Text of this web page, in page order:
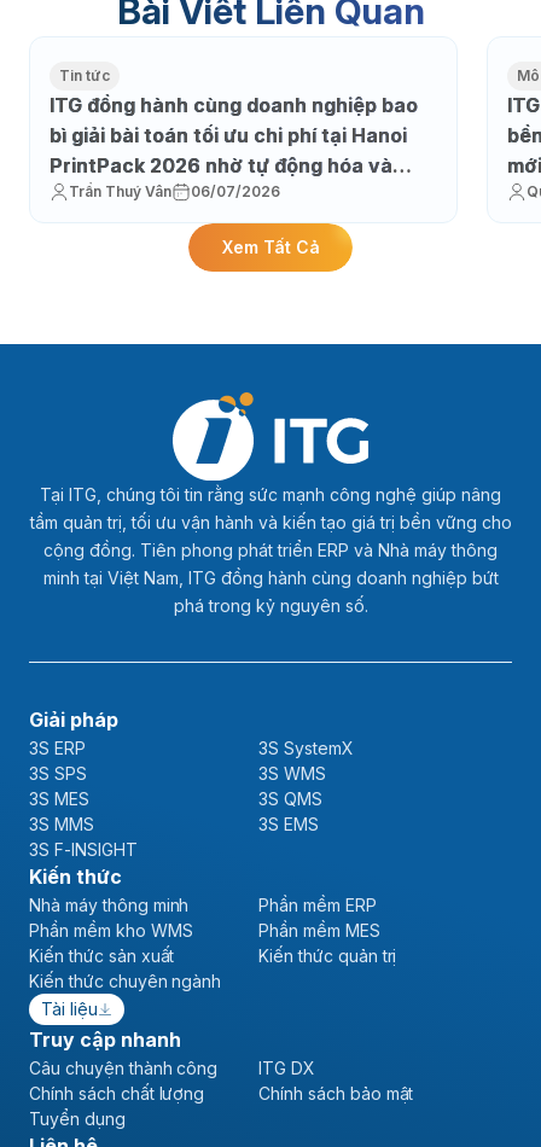
Bài Viết Liên Quan
Tin tức
ITG đồng hành cùng doanh nghiệp bao
bì giải bài toán tối ưu chi phí tại Hanoi
PrintPack 2026 nhờ tự động hóa và
thực thi sản xuất
Trần Thuý Vân 06/07/2026
Xem Tất Cả
Tại ITG, chúng tôi tin rằng sức mạnh công nghệ giúp nâng
tầm quản trị, tối ưu vận hành và kiến tạo giá trị bền vững cho
cộng đồng. Tiên phong phát triển ERP và Nhà máy thông
minh tại Việt Nam, ITG đồng hành cùng doanh nghiệp bứt
phá trong kỷ nguyên số.
Giải pháp
3S ERP
3S SystemX
3S SPS
3S WMS
3S MES
3S QMS
3S MMS
3S EMS
3S F-INSIGHT
Kiến thức
Nhà máy thông minh
Phần mềm ERP
Phần mềm kho WMS
Phần mềm MES
Kiến thức sản xuất
Kiến thức quản trị
Kiến thức chuyên ngành
Tài liệu
Truy cập nhanh
Câu chuyện thành công
ITG DX
Chính sách chất lượng
Chính sách bảo mật
Tuyển dụng